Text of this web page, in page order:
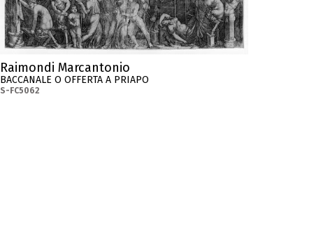
Raimondi Marcantonio
BACCANALE O OFFERTA A PRIAPO
S-FC5062